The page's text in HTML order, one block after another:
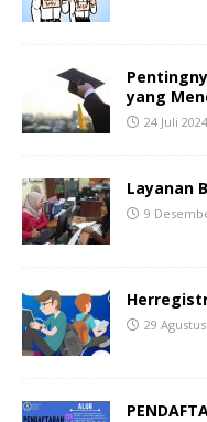
yang
24 Juli 2024
Layanan
9
29